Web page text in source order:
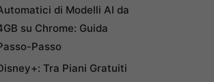
di Modelli AI da
su Chrome: Guida
Passo
Tra Piani Gratuiti